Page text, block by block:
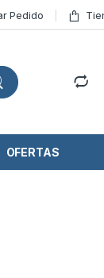
Pedido
OFERTAS